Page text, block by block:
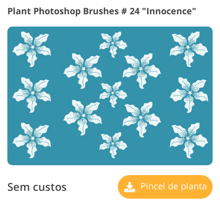
Plant Photoshop Brushes # 24 "Innocence"
Sem custos Pincel de planta